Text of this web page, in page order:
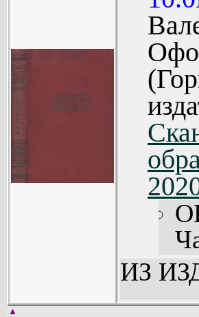
ИЗ
▲